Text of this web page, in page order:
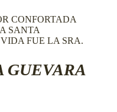
CONFORTADA
SANTA
FUE LA SRA.
GUEVARA